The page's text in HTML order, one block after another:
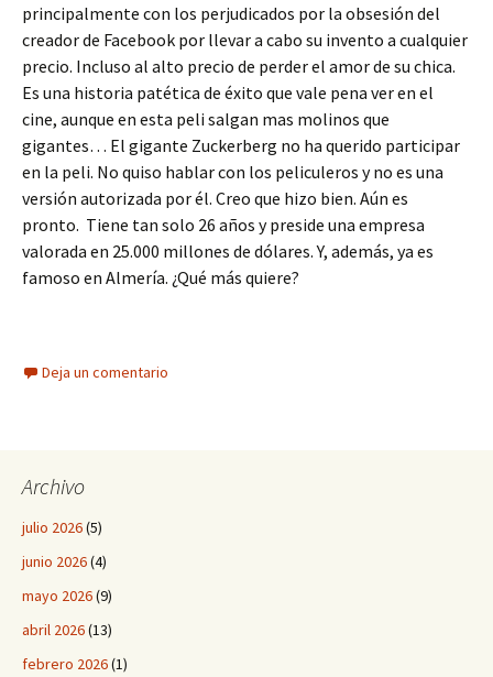
principalmente con los perjudicados por la obsesión del
creador de Facebook por llevar a cabo su invento a cualquier
precio. Incluso al alto precio de perder el amor de su chica.
Es una historia patética de éxito que vale pena ver en el
cine, aunque en esta peli salgan mas molinos que
gigantes… El gigante Zuckerberg no ha querido participar
en la peli. No quiso hablar con los peliculeros y no es una
versión autorizada por él. Creo que hizo bien. Aún es
pronto. Tiene tan solo 26 años y preside una empresa
valorada en 25.000 millones de dólares. Y, además, ya es
famoso en Almería. ¿Qué más quiere?
Deja un comentario
Archivo
julio 2026(5)
junio 2026(4)
mayo 2026(9)
abril 2026(13)
febrero 2026(1)